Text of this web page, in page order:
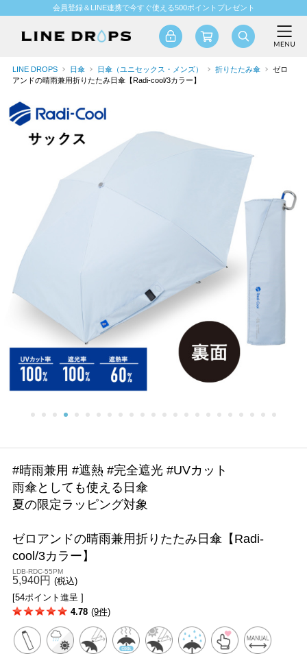
会員登録＆LINE連携で今すぐ使える500ポイントプレゼント
LINE DROPS 日傘 日傘（ユニセックス・メンズ） 折りたたみ傘
ゼロ
アンドの晴雨兼用折りたたみ日傘【Radi-cool/3カラー】
#晴雨兼用 #遮熱 #完全遮光 #UVカット
雨傘としても使える日傘
夏の限定ラッピング対象
ゼロアンドの晴雨兼用折りたたみ日傘【Radi-
cool/3カラー】
LDB-RDC-55PM
5,940円 (税込)
[54ポイント進呈 ]
4.78 (9件)